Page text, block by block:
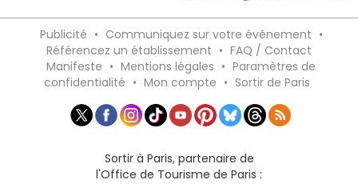
Publicité • Communiquez sur votre événement •
Référencez un établissement • FAQ / Contact
Manifeste • Mentions légales • Paramètres de
confidentialité • Mon compte • Sortir de Paris
Sortir à Paris, partenaire de
l'Office de Tourisme de Paris :